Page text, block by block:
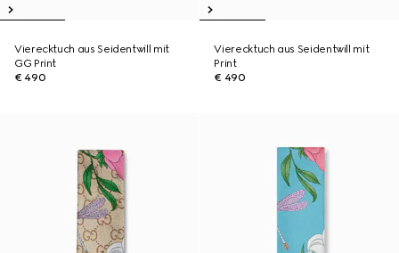
Vierecktuch aus Seidentwill mit
GG Print
€ 490
Vierecktuch aus Seidentwill mit
Print
€ 490